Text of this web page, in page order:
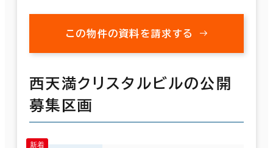
この物件の資料を請求する
西天満クリスタルビルの公開
募集区画